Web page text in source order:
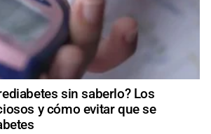
sin saberlo? Los
y cómo evitar que se